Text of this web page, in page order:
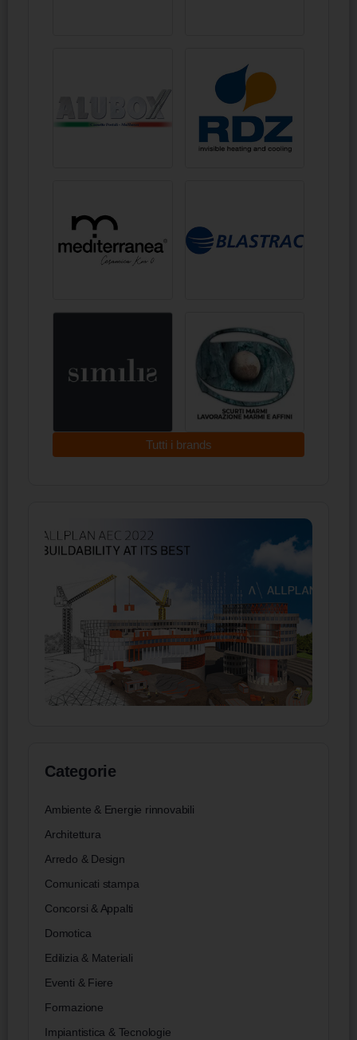
Tutti i brands
Categorie
Ambiente & Energie rinnovabili
Architettura
Arredo & Design
Comunicati stampa
Concorsi & Appalti
Domotica
Edilizia & Materiali
Eventi & Fiere
Formazione
Impiantistica & Tecnologie